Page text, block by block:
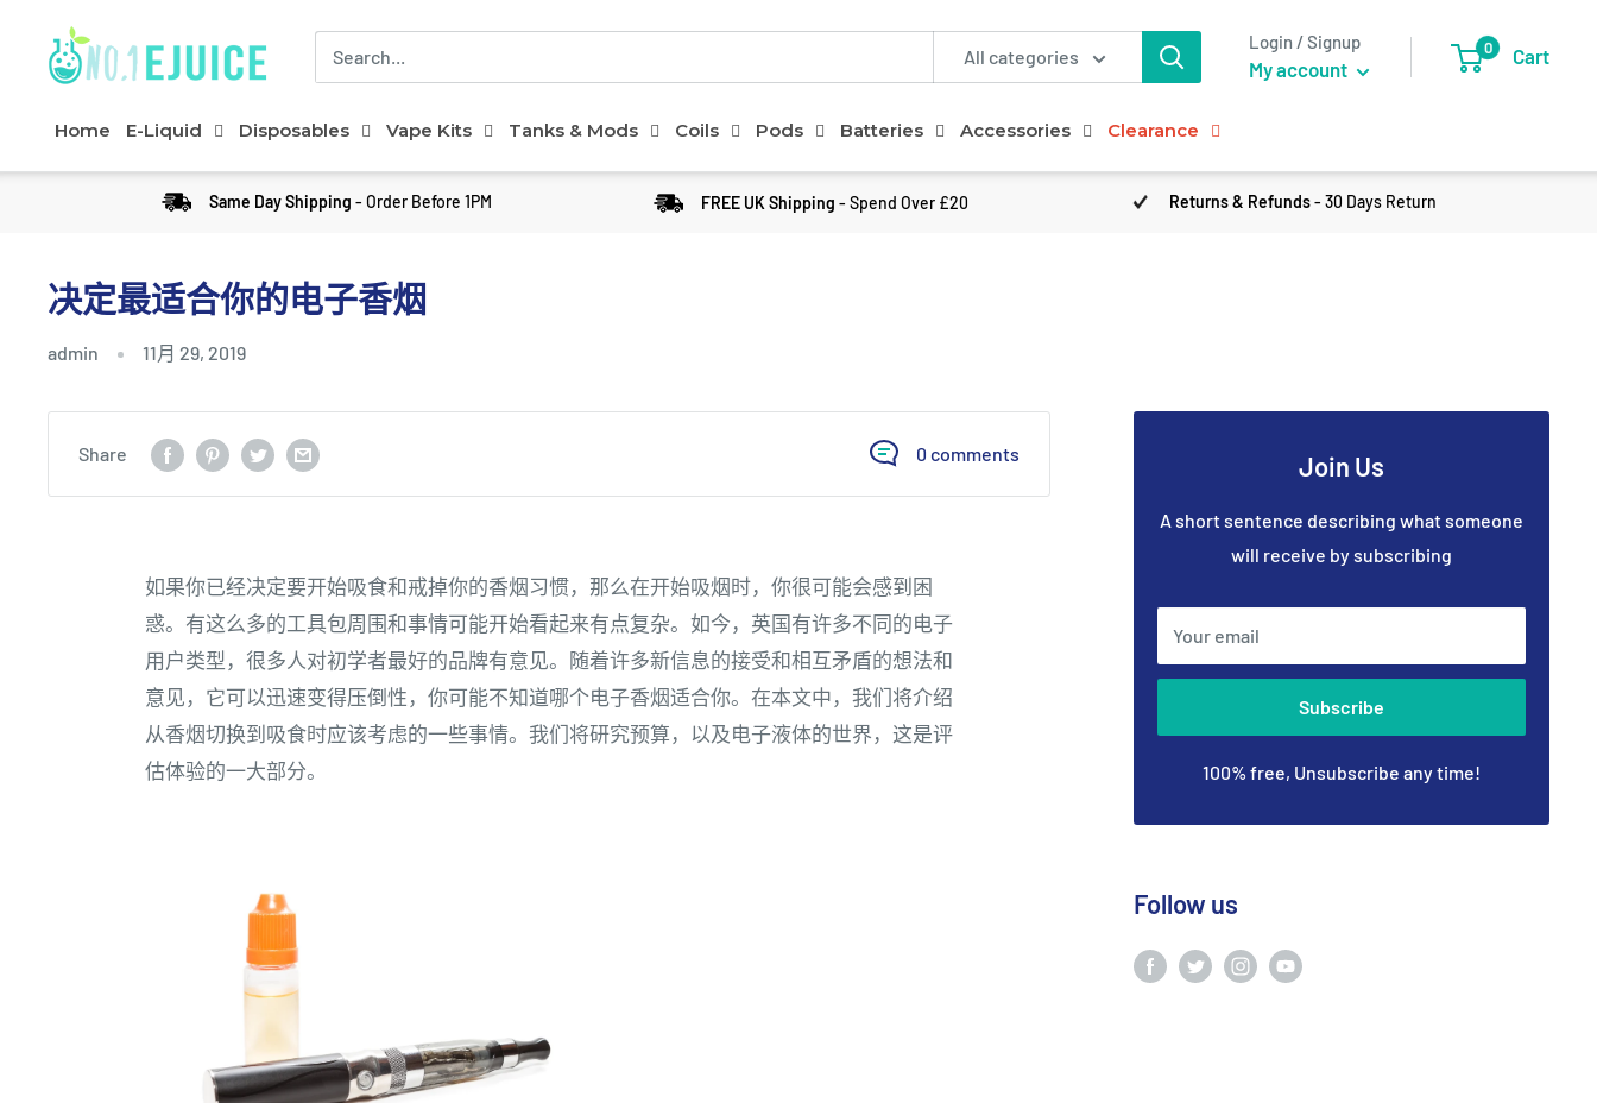
All categories
Login / Signup
My account
0 Cart
Home E-Liquid Disposables Vape Kits Tanks & Mods Coils Pods Batteries Accessories Clearance
Same Day Shipping - Order Before 1PM FREE UK Shipping - Spend Over £20 Returns & Refunds- 30 Days Return
决定最适合你的电子香烟
admin 11月 29, 2019
Share 0 comments
如果你已经决定要开始吸食和戒掉你的香烟习惯，那么在开始吸烟时，你很可能会感到困
惑。有这么多的工具包周围和事情可能开始看起来有点复杂。如今，英国有许多不同的电子
用户类型，很多人对初学者最好的品牌有意见。随着许多新信息的接受和相互矛盾的想法和
意见，它可以迅速变得压倒性，你可能不知道哪个电子香烟适合你。在本文中，我们将介绍
从香烟切换到吸食时应该考虑的一些事情。我们将研究预算，以及电子液体的世界，这是评
估体验的一大部分。
Join Us
A short sentence describing what someone
will receive by subscribing
Your email
Subscribe
100% free, Unsubscribe any time!
Follow us